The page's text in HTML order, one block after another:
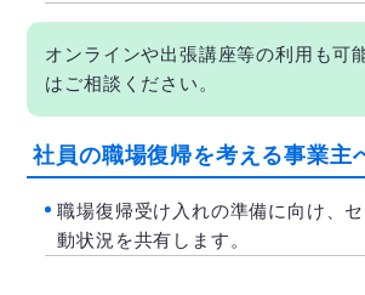
オンラインや出張講座等の利用も可
はご相談ください。
社員の職場復帰を考える事業主
職場復帰受け入れの準備に向け、
動状況を共有します。